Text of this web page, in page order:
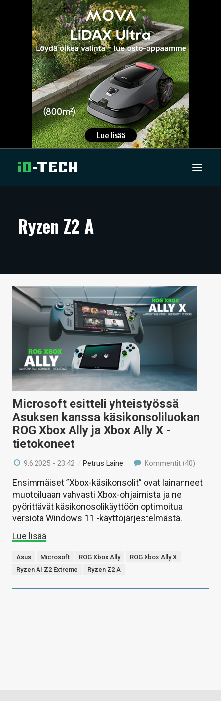
ARTIKKELIT
TECHBBS
TIETOA
HINTA.FI
VAIHDA TEEMA
HAKU
Ryzen Z2 A
Microsoft esitteli yhteistyössä
Asuksen kanssa käsikonsoliluokan
ROG Xbox Ally ja Xbox Ally X -
tietokoneet
9.6.2025 - 23:42 /Petrus Laine Kommentit (40)
Ensimmäiset ”Xbox-käsikonsolit” ovat lainanneet
muotoiluaan vahvasti Xbox-ohjaimista ja ne
pyörittävät käsikonosolikäyttöön optimoitua
versiota Windows 11 -käyttöjärjestelmästä.
Lue lisää
Asus Microsoft ROG Xbox Ally
ROG Xbox Ally X
Ryzen AI Z2 Extreme
Ryzen Z2 A